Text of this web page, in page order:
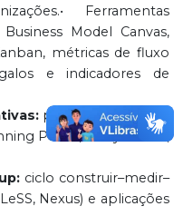
Ferramentas
Model Canvas,
métricas de fluxo
e indicadores de
papéis, cerimônias,
Poker, Story Points,
ciclo construir–medir–
Nexus) e aplicações